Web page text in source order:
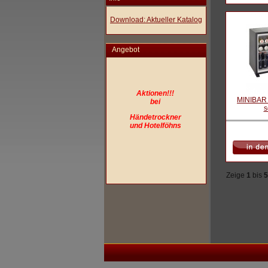
Download: Aktueller Katalog
Angebot
Aktionen!!!
bei
Händetrockner
und Hotelföhns
Zeige 1 bis 5